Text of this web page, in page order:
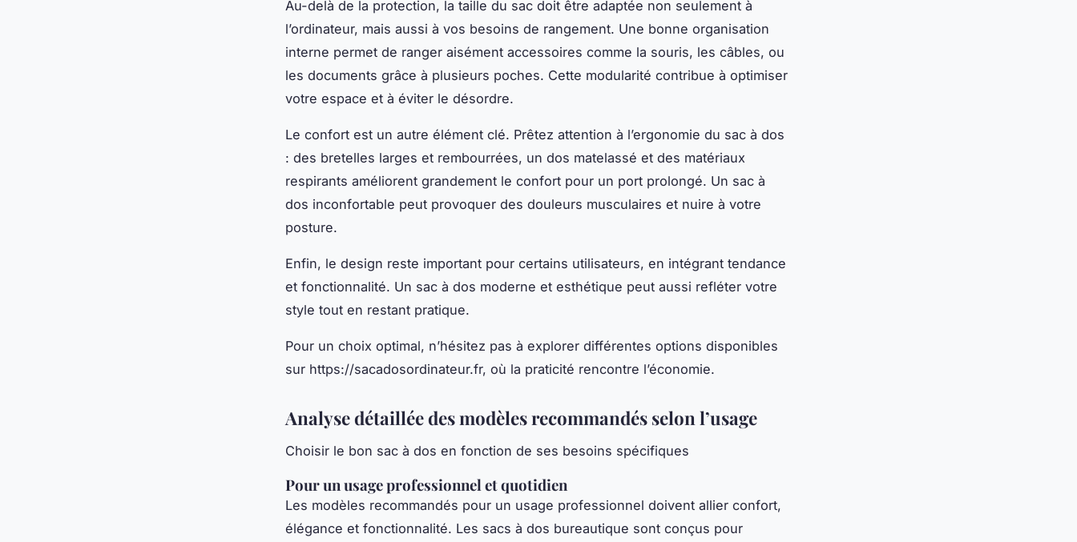
Au-delà de la protection, la taille du sac doit être adaptée non seulement à
l’ordinateur, mais aussi à vos besoins de rangement. Une bonne organisation
interne permet de ranger aisément accessoires comme la souris, les câbles, ou
les documents grâce à plusieurs poches. Cette modularité contribue à optimiser
votre espace et à éviter le désordre.
Le confort est un autre élément clé. Prêtez attention à l’ergonomie du sac à dos
: des bretelles larges et rembourrées, un dos matelassé et des matériaux
respirants améliorent grandement le confort pour un port prolongé. Un sac à
dos inconfortable peut provoquer des douleurs musculaires et nuire à votre
posture.
Enfin, le design reste important pour certains utilisateurs, en intégrant tendance
et fonctionnalité. Un sac à dos moderne et esthétique peut aussi refléter votre
style tout en restant pratique.
Pour un choix optimal, n’hésitez pas à explorer différentes options disponibles
sur https://sacadosordinateur.fr, où la praticité rencontre l’économie.
Analyse détaillée des modèles recommandés selon l’usage
Choisir le bon sac à dos en fonction de ses besoins spécifiques
Pour un usage professionnel et quotidien
Les modèles recommandés pour un usage professionnel doivent allier confort,
élégance et fonctionnalité. Les sacs à dos bureautique sont conçus pour